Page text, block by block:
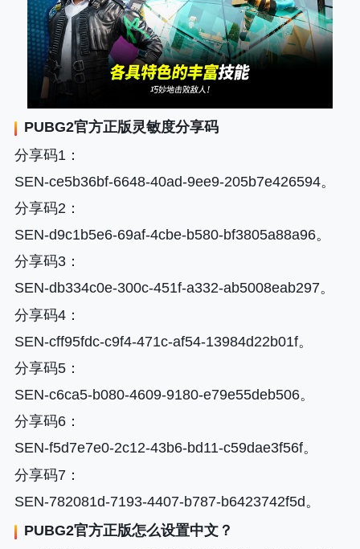
PUBG2官方正版灵敏度分享码
分享码1 ：
SEN-ce5b36bf-6648-40ad-9ee9-205b7e426594。
分享码2：
SEN-d9c1b5e6-69af-4cbe-b580-bf3805a88a96。
分享码3：
SEN-db334c0e-300c-451f-a332-ab5008eab297。
分享码4：
SEN-cff95fdc-c9f4-471c-af54-13984d22b01f。
分享码5：
SEN-c6ca5-b080-4609-9180-e79e55deb506。
分享码6：
SEN-f5d7e7e0-2c12-43b6-bd11-c59dae3f56f。
分享码7：
SEN-782081d-7193-4407-b787-b6423742f5d。
PUBG2官方正版怎么设置中文？